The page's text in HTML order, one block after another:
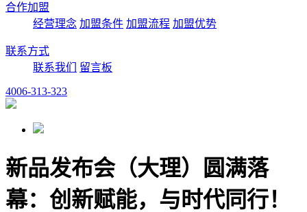
合作加盟
经营理念 加盟条件 加盟流程 加盟优势
联系方式
联系我们
留言板
4006-313-323
新品发布会（大理）圆满落
幕：创新赋能，与时代同行！